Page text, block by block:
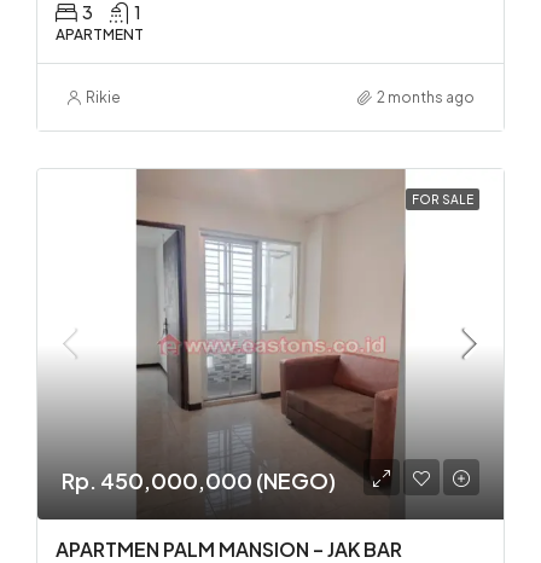
3 1
APARTMENT
Rikie 2 months ago
FOR SALE
Rp. 450,000,000 (NEGO)
APARTMEN PALM MANSION – JAK BAR